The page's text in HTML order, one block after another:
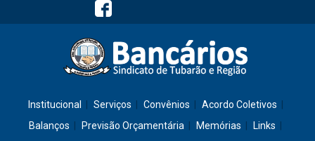
Institucional Serviços Convênios
Acordo Coletivos
Balanços
Previsão Orçamentária Memórias
Links